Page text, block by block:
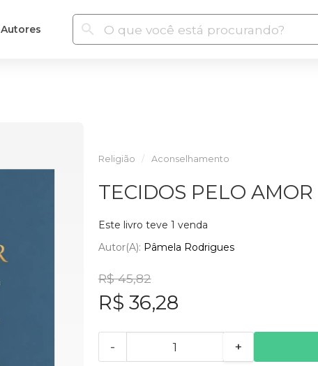
Autores
Religião Aconselhamento
TECIDOS PELO AMOR
Este livro teve 1 venda
Autor(a): Pâmela Rodrigues
R$ 45,82
R$ 36,28
- +